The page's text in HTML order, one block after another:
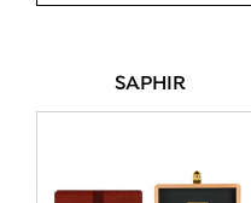
SAPHIR